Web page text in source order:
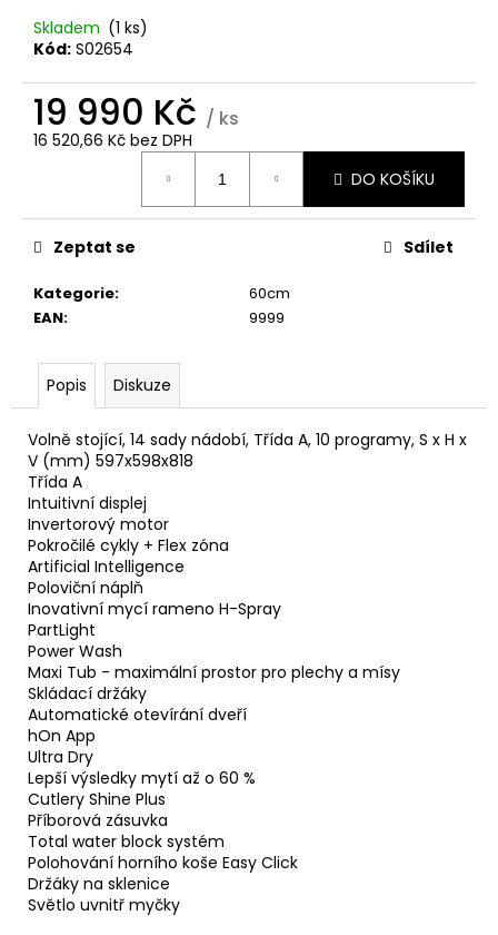
Skladem (1 ks)
Kód: S02654
19 990 Kč / ks
16 520,66 Kč bez DPH
DO KOŠÍKU
Kategorie:
60cm
EAN: 9999
Zeptat se Sdílet
Popis Diskuze
Volně stojící, 14 sady nádobí, Třída A, 10 programy, S x H x
V (mm) 597x598x818
Třída A
Intuitivní displej
Invertorový motor
Pokročilé cykly + Flex zóna
Artificial Intelligence
Poloviční náplň
Inovativní mycí rameno H-Spray
PartLight
Power Wash
Maxi Tub - maximální prostor pro plechy a mísy
Skládací držáky
Automatické otevírání dveří
hOn App
Ultra Dry
Lepší výsledky mytí až o 60 %
Cutlery Shine Plus
Příborová zásuvka
Total water block systém
Polohování horního koše Easy Click
Držáky na sklenice
Světlo uvnitř myčky
u
e
m
e
DESKA
290
Kč